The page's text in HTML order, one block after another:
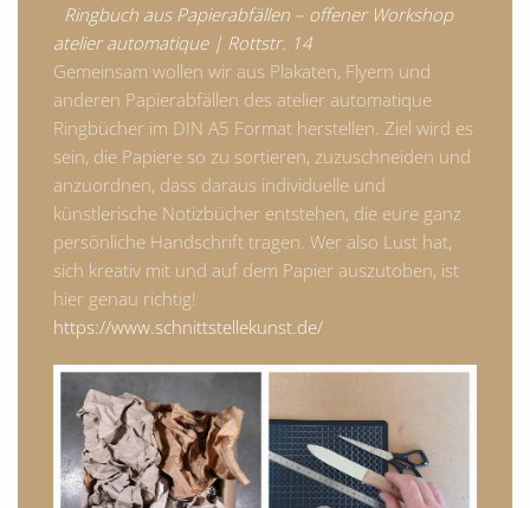
Ringbuch aus Papierabfällen – offener Workshop
atelier automatique | Rottstr. 14
Gemeinsam wollen wir aus Plakaten, Flyern und
anderen Papierabfällen des atelier automatique
Ringbücher im DIN A5 Format herstellen. Ziel wird es
sein, die Papiere so zu sortieren, zuzuschneiden und
anzuordnen, dass daraus individuelle und
künstlerische Notizbücher entstehen, die eure ganz
persönliche Handschrift tragen. Wer also Lust hat,
sich kreativ mit und auf dem Papier auszutoben, ist
hier genau richtig!
https://www.schnittstellekunst.de/